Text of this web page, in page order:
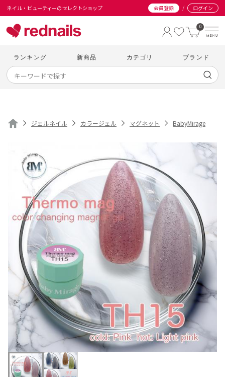
ネイル・ビューティーのセレクトショップ 会員登録 / ログイン
0
ランキング 新商品 カテゴリ ブランド
ジェルネイル カラージェル マグネット BabyMirage